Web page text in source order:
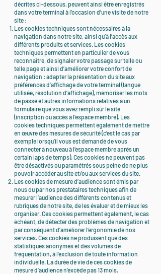
décrites ci-dessous, peuvent ainsi être enregistrés
dans votre terminal à l’occasion d’une visite de notre
site :
Les cookies techniques sont nécessaires à la
navigation dans notre site, ainsi qu’à l’accès aux
différents produits et services. Les cookies
techniques permettent en particulier de vous
reconnaître, de signaler votre passage sur telle ou
telle page et ainsi d’améliorer votre confort de
navigation : adapter la présentation du site aux
préférences d’affichage de votre terminal (langue
utilisée, résolution d’affichage), mémoriser les mots
de passe et autres informations relatives à un
formulaire que vous avez rempli sur le site
(inscription ou accès à l’espace membre). Les
cookies techniques permettent également de mettre
en œuvre des mesures de sécurité (c’est le cas par
exemple lorsqu’il vous est demandé de vous
connecter à nouveau à l’espace membre après un
certain laps de temps). Ces cookies ne peuvent pas
être désactivés ou paramétrés sous peine de ne plus
pouvoir accéder au site et/ou aux services du site.
Les cookies de mesure d’audience sont émis par
nous ou par nos prestataires techniques afin de
mesurer l’audience des différents contenus et
rubriques de notre site, de les évaluer et de mieux les
organiser. Ces cookies permettent également, le cas
échéant, de détecter des problèmes de navigation et
par conséquent d’améliorer l’ergonomie de nos
services. Ces cookies ne produisent que des
statistiques anonymes et des volumes de
fréquentation, à l’exclusion de toute information
individuelle. La durée de vie de ces cookies de
mesure d’audience n’excède pas 13 mois.